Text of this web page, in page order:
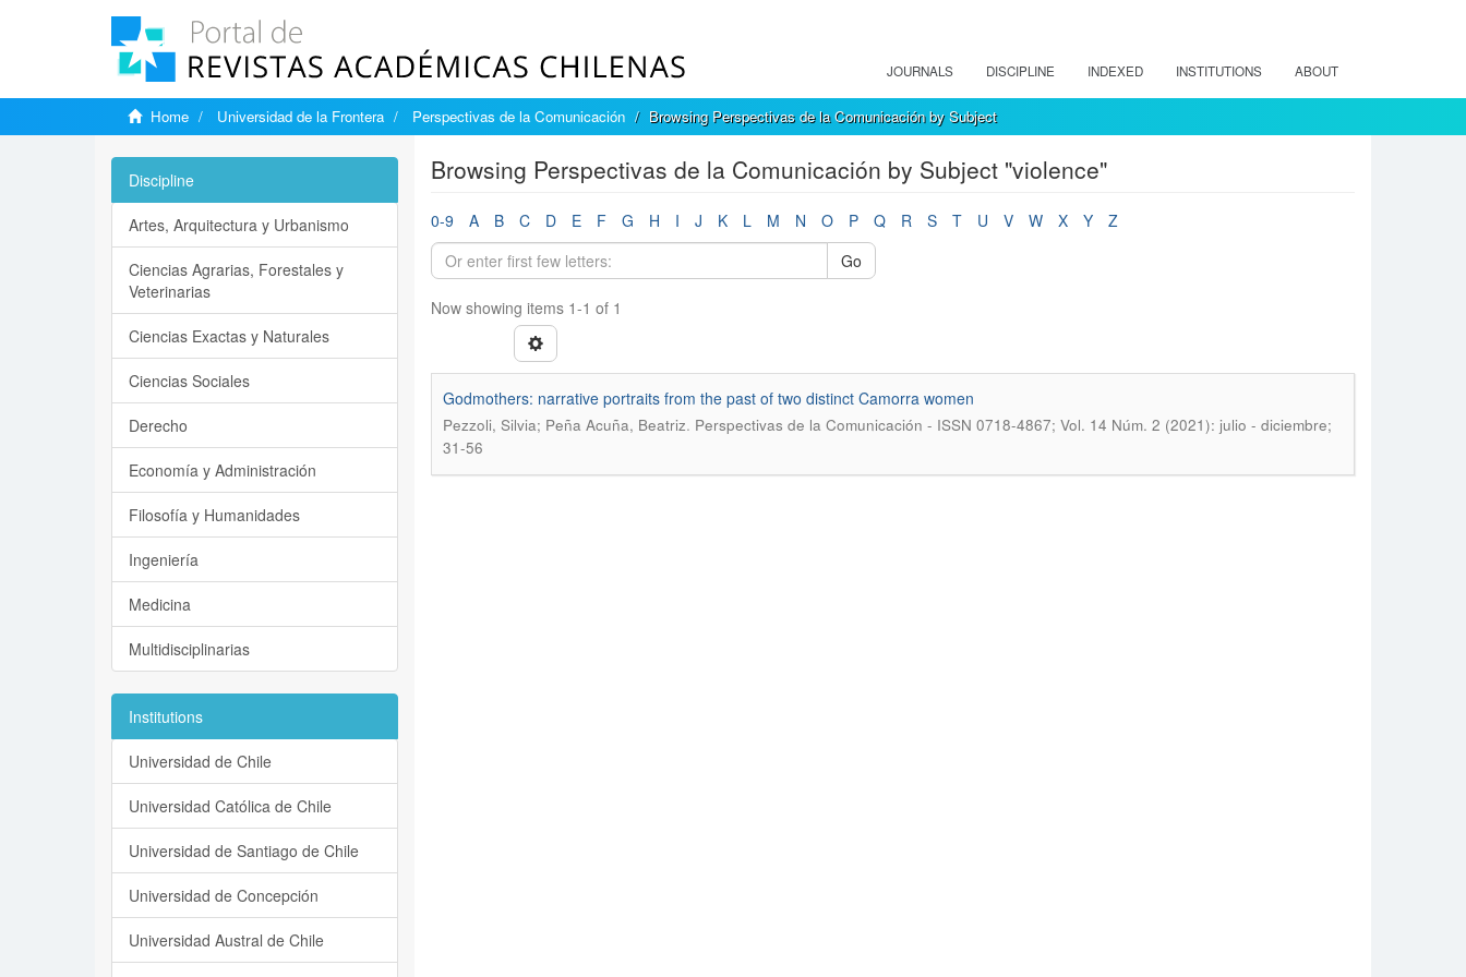
JOURNALS DISCIPLINE INDEXED INSTITUTIONS ABOUT
Home Universidad de la Frontera Perspectivas de la Comunicación Browsing Perspectivas de la Comunicación by Subject
Browsing Perspectivas de la Comunicación by Subject "violence"
0-9 A B C D E F G H I J K L M N O P Q R S T U V W X Y
Z
Go
Now showing items 1-1 of 1
Godmothers: narrative portraits from the past of two distinct Camorra women
Pezzoli, Silvia; Peña Acuña, Beatriz. Perspectivas de la Comunicación - ISSN 0718-4867; Vol. 14 Núm. 2 (2021): julio - diciembre;
31-56
Discipline
Artes, Arquitectura y Urbanismo
Ciencias Agrarias, Forestales y
Veterinarias
Ciencias Exactas y Naturales
Ciencias Sociales
Derecho
Economía y Administración
Filosofía y Humanidades
Ingeniería
Medicina
Multidisciplinarias
Institutions
Universidad de Chile
Universidad Católica de Chile
Universidad de Santiago de Chile
Universidad de Concepción
Universidad Austral de Chile